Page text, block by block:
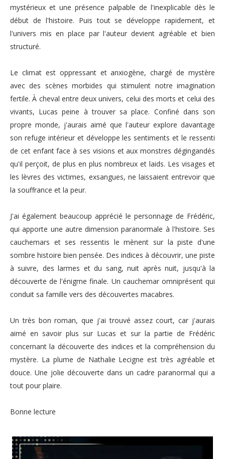
mystérieux et une présence palpable de l'inexplicable dès le
début de l'histoire. Puis tout se développe rapidement, et
l'univers mis en place par l'auteur devient agréable et bien
structuré.
Le climat est oppressant et anxiogène, chargé de mystère
avec des scènes morbides qui stimulent notre imagination
fertile. À cheval entre deux univers, celui des morts et celui des
vivants, Lucas peine à trouver sa place. Confiné dans son
propre monde, j'aurais aimé que l'auteur explore davantage
son refuge intérieur et développe les sentiments et le ressenti
de cet enfant face à ses visions et aux monstres dégingandés
qu'il perçoit, de plus en plus nombreux et laids. Les visages et
les lèvres des victimes, exsangues, ne laissaient entrevoir que
la souffrance et la peur.
J'ai également beaucoup apprécié le personnage de Frédéric,
qui apporte une autre dimension paranormale à l'histoire. Ses
cauchemars et ses ressentis le mènent sur la piste d'une
sombre histoire bien pensée. Des indices à découvrir, une piste
à suivre, des larmes et du sang, nuit après nuit, jusqu'à la
découverte de l'énigme finale. Un cauchemar omniprésent qui
conduit sa famille vers des découvertes macabres.
Un très bon roman, que j'ai trouvé assez court, car j'aurais
aimé en savoir plus sur Lucas et sur la partie de Frédéric
concernant la découverte des indices et la compréhension du
mystère. La plume de Nathalie Lecigne est très agréable et
douce. Une jolie découverte dans un cadre paranormal qui a
tout pour plaire.
Bonne lecture